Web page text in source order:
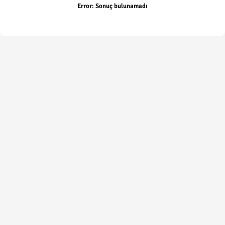
Error: Sonuç bulunamadı